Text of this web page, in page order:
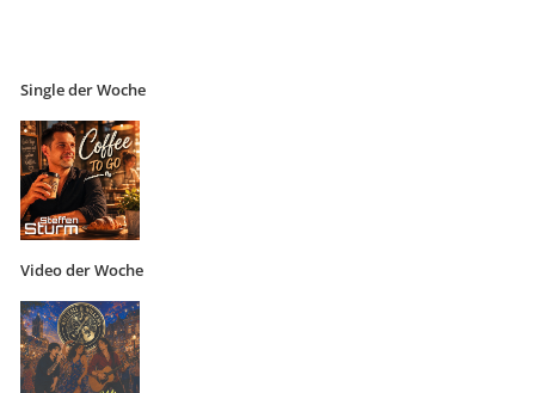
Single der Woche
Video der Woche